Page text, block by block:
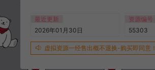
最近更新
2026年01月30日
资源编号
55303
虚拟资源一经售出概不退换-购买即同意！